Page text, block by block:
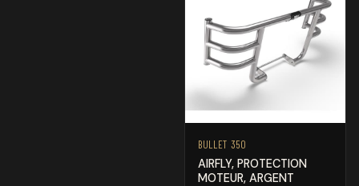
BULLET 350
AIRFLY, PROTECTION
MOTEUR, ARGENT